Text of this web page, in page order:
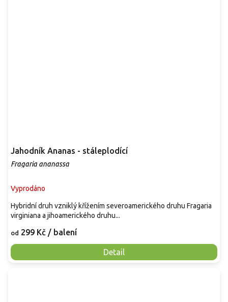
Jahodník Ananas - stáleplodící
Fragaria ananassa
Vyprodáno
od 299 Kč / balení
Detail
Hybridní druh vzniklý křížením severoamerického druhu Fragaria
virginiana a jihoamerického druhu...